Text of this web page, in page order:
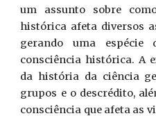
um assunto sobre
histórica afeta diversos
gerando uma
consciência histórica. A
da história da ciência
grupos e o descrédito,
consciência que afeta as